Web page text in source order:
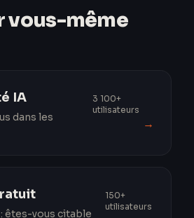
vous-même
IA
dans les
3 100+
utilisateurs
→
êtes-vous citable
150+
utilisateurs